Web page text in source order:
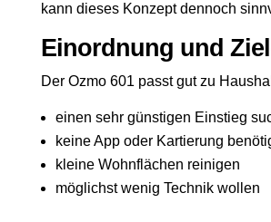
kann dieses Konzept dennoch
Einordnung und
Der Ozmo 601 passt gut zu
einen sehr günstigen Einstieg
keine App oder Kartierung
kleine Wohnflächen reinigen
möglichst wenig Technik wollen